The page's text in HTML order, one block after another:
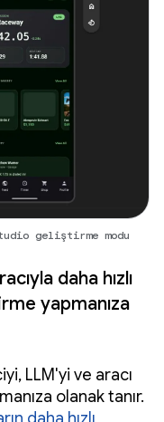
geliştirme modu
daha hızlı
yapmanıza
LLM'yi ve aracı
olanak tanır.